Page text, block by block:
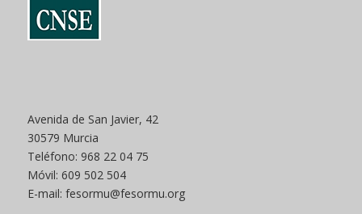
Avenida de San Javier, 42
30579 Murcia
Teléfono: 968 22 04 75
Móvil: 609 502 504
E-mail: fesormu@fesormu.org